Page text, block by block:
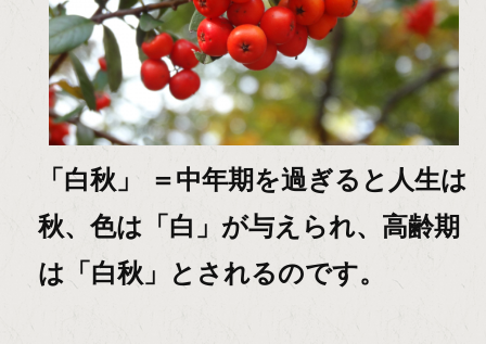
「白秋」 ＝中年期を過ぎると人生は
秋、色は「白」が与えられ、高齢期
は「白秋」とされるのです。